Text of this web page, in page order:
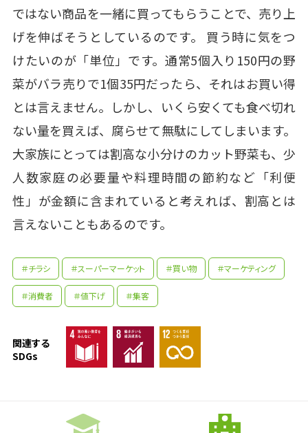
ではない商品を一緒に買ってもらうことで、売り上
げを伸ばそうとしているのです。 買う時に気をつ
けたいのが「単位」です。通常5個入り150円の野
菜がバラ売りで1個35円だったら、それはお買い得
とは言えません。しかし、いくら安くても食べ切れ
ない量を買えば、腐らせて無駄にしてしまいます。
大家族にとっては割高な小分けのカット野菜も、少
人数家庭の必要量や料理時間の節約など「利便
性」が金額に含まれていると考えれば、割高とは
言えないこともあるのです。
＃チラシ ＃スーパーマーケット ＃買い物 ＃マーケティング
＃消費者 ＃値下げ ＃集客
関連する
SDGs